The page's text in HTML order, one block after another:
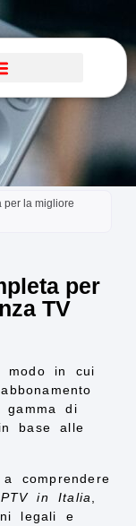
per la migliore
per
TV
modo in cui
gamma di
base alle
comprendere
in Italia
legali e